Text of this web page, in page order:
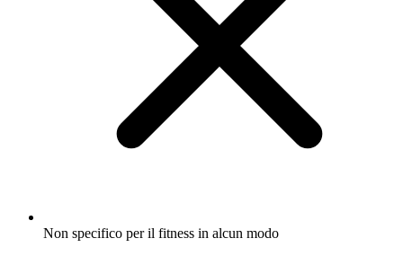
Non specifico per il fitness in alcun modo